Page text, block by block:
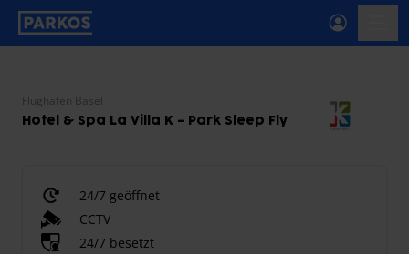
beschriftung-für-primäre-navigation
Flughafen Basel
Hotel & Spa La Villa K - Park Sleep Fly
24/7 geöffnet
CCTV
24/7 besetzt